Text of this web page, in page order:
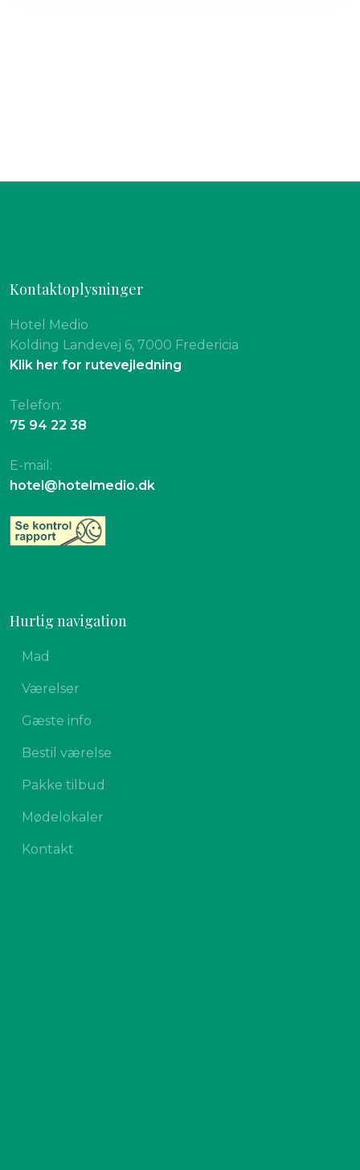
Kontaktoplysninger
Hotel Medio
Kolding Landevej 6, 7000 Fredericia
Klik her for rutevejledning
Telefon:
75 94 22 38
E-mail:
hotel@hotelmedio.dk​
Hurtig navigation
Mad
Værelser
Gæste info
Bestil værelse
Pakke tilbud
Mødelokaler
Kontakt